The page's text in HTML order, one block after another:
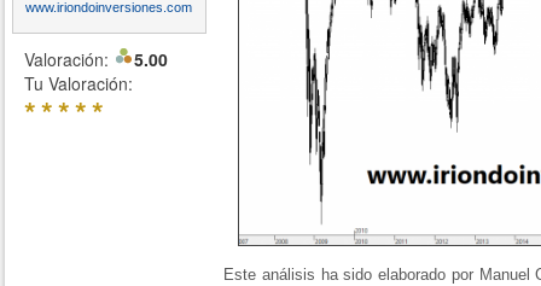
www.iriondoinversiones.com
Valoración:
5.00
Tu Valoración:
*****
Este análisis ha sido elaborado por Manuel